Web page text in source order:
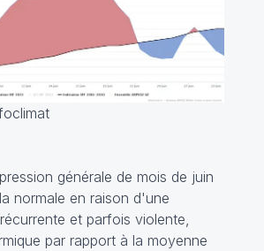
générale de mois de juin
normale en raison d'une
et parfois violente,
par rapport à la moyenne